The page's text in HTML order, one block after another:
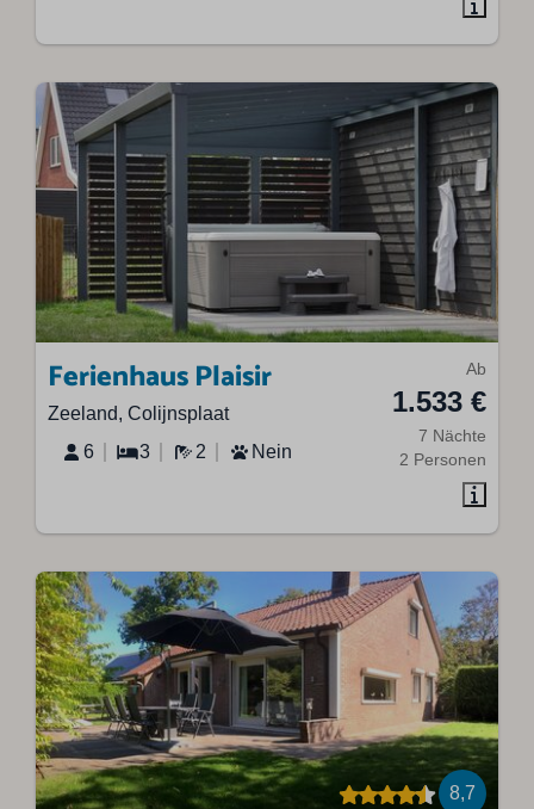
Ab
1.533 €
7 Nächte
2 Personen
Ferienhaus Plaisir
Zeeland, Colijnsplaat
6
3 2 Nein
8,7